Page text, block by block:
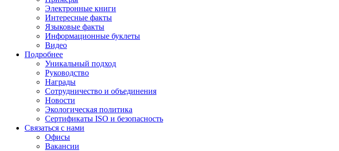
Электронные книги
Интересные факты
Языковые факты
Информационные буклеты
Видео
Подробнее
Уникальный подход
Руководство
Награды
Сотрудничество и объединения
Новости
Экологическая политика
Сертификаты ISO и безопасность
Связаться с нами
Офисы
Вакансии